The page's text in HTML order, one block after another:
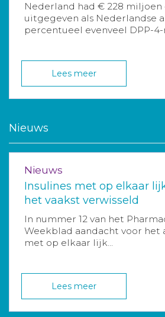
Nederland had € 228 miljoen
uitgegeven als Nederlandse
percentueel evenveel DPP-4-
Lees meer
Nieuws
Nieuws
Insulines met op elkaar
het vaakst verwisseld
In nummer 12 van het
Weekblad aandacht voor het
met op elkaar lijk...
Lees meer